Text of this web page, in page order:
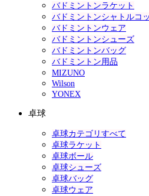
バドミントンラケット
バドミントンシャトルコ
バドミントンウェア
バドミントンシューズ
バドミントンバッグ
バドミントン用品
MIZUNO
Wilson
YONEX
卓球
卓球カテゴリすべて
卓球ラケット
卓球ボール
卓球シューズ
卓球バッグ
卓球ウェア